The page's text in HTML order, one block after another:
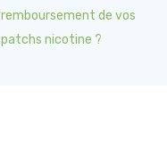
remboursement de vos
patchs nicotine ?